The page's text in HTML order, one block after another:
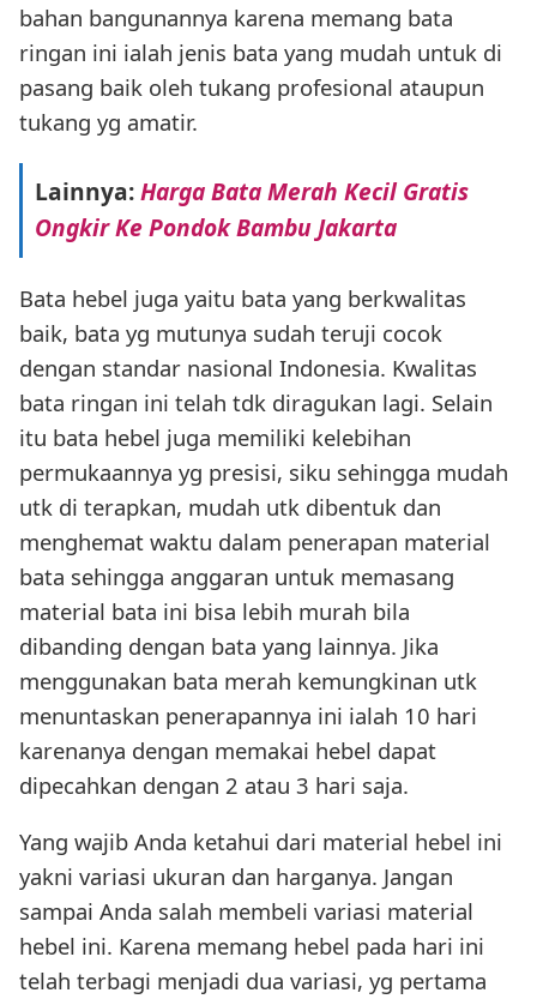
bahan bangunannya karena memang bata
ringan ini ialah jenis bata yang mudah untuk di
pasang baik oleh tukang profesional ataupun
tukang yg amatir.
Lainnya:Harga Bata Merah Kecil Gratis
Ongkir Ke Pondok Bambu Jakarta
Bata hebel juga yaitu bata yang berkwalitas
baik, bata yg mutunya sudah teruji cocok
dengan standar nasional Indonesia. Kwalitas
bata ringan ini telah tdk diragukan lagi. Selain
itu bata hebel juga memiliki kelebihan
permukaannya yg presisi, siku sehingga mudah
utk di terapkan, mudah utk dibentuk dan
menghemat waktu dalam penerapan material
bata sehingga anggaran untuk memasang
material bata ini bisa lebih murah bila
dibanding dengan bata yang lainnya. Jika
menggunakan bata merah kemungkinan utk
menuntaskan penerapannya ini ialah 10 hari
karenanya dengan memakai hebel dapat
dipecahkan dengan 2 atau 3 hari saja.
Yang wajib Anda ketahui dari material hebel ini
yakni variasi ukuran dan harganya. Jangan
sampai Anda salah membeli variasi material
hebel ini. Karena memang hebel pada hari ini
telah terbagi menjadi dua variasi, yg pertama